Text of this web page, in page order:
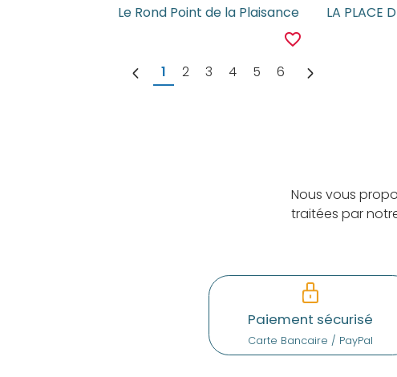
Le Rond Point de la Plaisance
favorite_border
LA PLACE
1 2 3 4 5 6
Nous vous
traitées par
Paiement sécurisé
Carte Bancaire / PayPal